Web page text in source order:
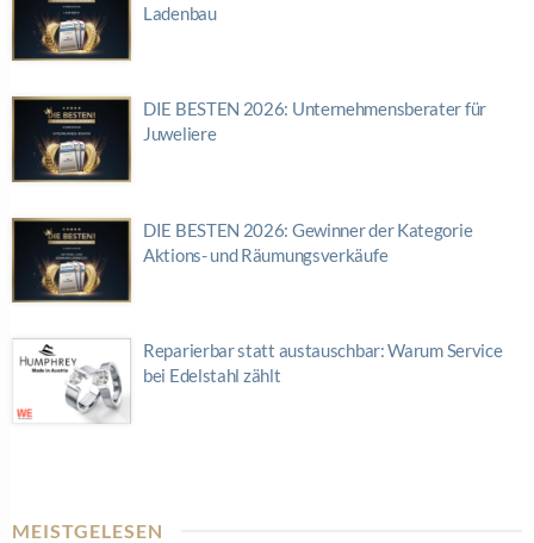
Ladenbau
DIE BESTEN 2026: Unternehmensberater für
Juweliere
DIE BESTEN 2026: Gewinner der Kategorie
Aktions- und Räumungsverkäufe
Reparierbar statt austauschbar: Warum Service
bei Edelstahl zählt
MEISTGELESEN